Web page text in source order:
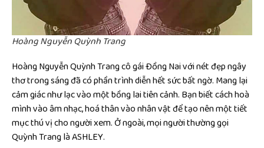
Hoàng Nguyễn Quỳnh Trang
Hoàng Nguyễn Quỳnh Trang cô gái Đồng Nai với nét đẹp ngây
thơ trong sáng đã có phần trình diễn hết sức bất ngờ. Mang lại
cảm giác như lạc vào một bồng lai tiên cảnh. Bạn biết cách hoà
mình vào âm nhạc, hoá thân vào nhân vật để tạo nên một tiết
mục thú vị cho người xem. Ở ngoài, mọi người thường gọi
Quỳnh Trang là ASHLEY.